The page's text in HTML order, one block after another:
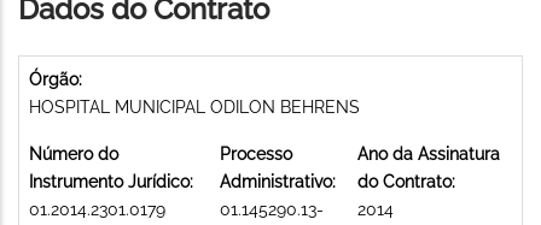
Dados do Contrato
Órgão:
HOSPITAL MUNICIPAL ODILON BEHRENS
Número do
Instrumento Jurídico:
01.2014.2301.0179
Processo
Administrativo:
01.145290.13-
Ano da Assinatura
do Contrato:
2014